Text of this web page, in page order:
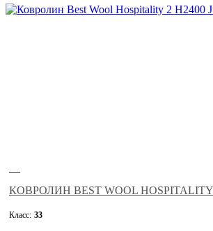
—
КОВРОЛИН BEST WOOL HOSPITALITY
Класс: 33